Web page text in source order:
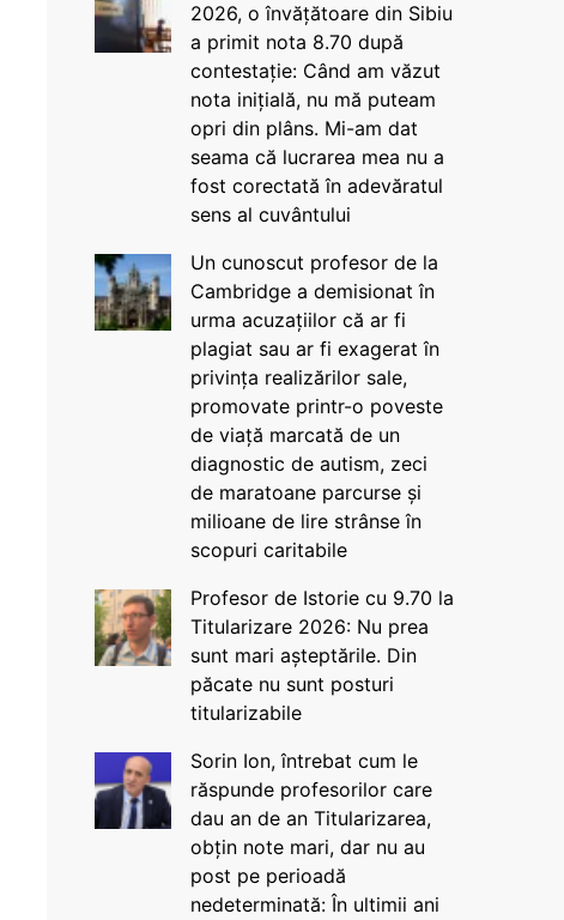
2026, o învățătoare din Sibiu
a primit nota 8.70 după
contestație: Când am văzut
nota inițială, nu mă puteam
opri din plâns. Mi-am dat
seama că lucrarea mea nu a
fost corectată în adevăratul
sens al cuvântului
Un cunoscut profesor de la
Cambridge a demisionat în
urma acuzațiilor că ar fi
plagiat sau ar fi exagerat în
privința realizărilor sale,
promovate printr-o poveste
de viață marcată de un
diagnostic de autism, zeci
de maratoane parcurse și
milioane de lire strânse în
scopuri caritabile
Profesor de Istorie cu 9.70 la
Titularizare 2026: Nu prea
sunt mari așteptările. Din
păcate nu sunt posturi
titularizabile
Sorin Ion, întrebat cum le
răspunde profesorilor care
dau an de an Titularizarea,
obțin note mari, dar nu au
post pe perioadă
nedeterminată: În ultimii ani